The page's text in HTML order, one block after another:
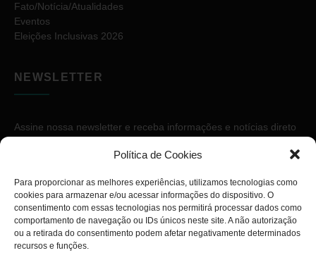
Política de Cookies
Para proporcionar as melhores experiências, utilizamos tecnologias como
cookies para armazenar e/ou acessar informações do dispositivo. O
consentimento com essas tecnologias nos permitirá processar dados como
comportamento de navegação ou IDs únicos neste site. A não autorização
ou a retirada do consentimento podem afetar negativamente determinados
recursos e funções.
Fato/Notícia/Atualidades
Eventos
Eleições Inclusivas 2026
NEWSLETTER
Assine nossa newsletter e receba informações e notícias direto